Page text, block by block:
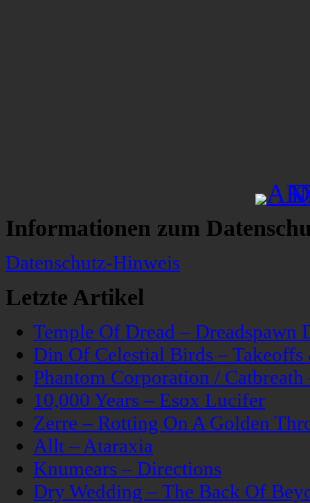
Informationen zum
Datenschutz-Hinweis
Letzte Artikel
Temple Of Dread – Dreadspawn
Din Of Celestial Birds –
Phantom Corporation /
10,000 Years – Esox Lucifer
Zerre – Rotting On A Golden
Allt – Ataraxia
Knumears – Directions
Dry Wedding – The Back Of